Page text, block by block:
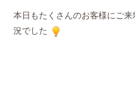
本日もたくさんのお客様にご
況でした